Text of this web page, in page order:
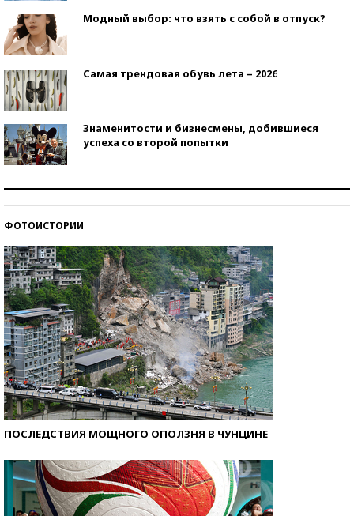
Модный выбор: что взять с собой в отпуск?
Самая трендовая обувь лета – 2026
Знаменитости и бизнесмены, добившиеся
успеха со второй попытки
ФОТОИСТОРИИ
ПОСЛЕДСТВИЯ МОЩНОГО ОПОЛЗНЯ В ЧУНЦИНЕ